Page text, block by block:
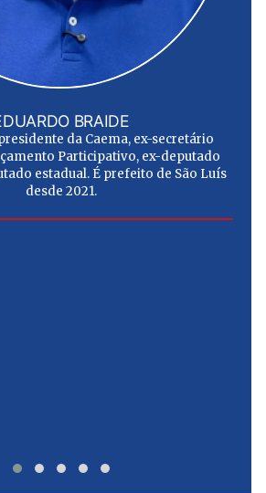
BRAIDE
da Caema, ex-secretário
Participativo, ex-deputado
estadual. É prefeito de São Luís
desde 2021.